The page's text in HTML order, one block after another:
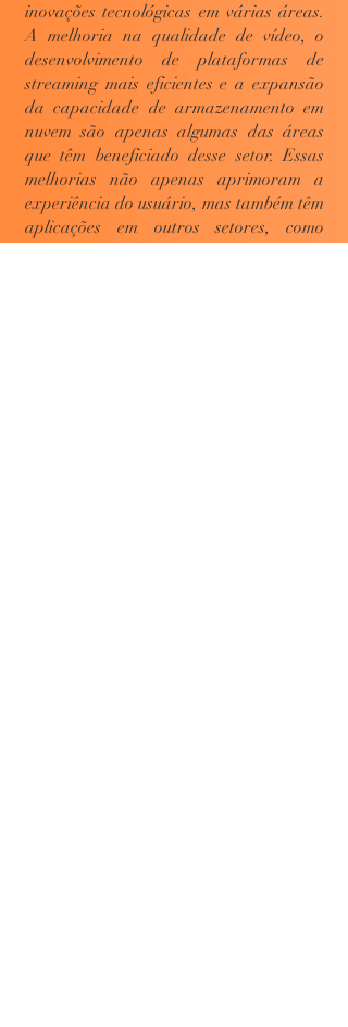
inovações tecnológicas em várias áreas.
A melhoria na qualidade de vídeo, o
desenvolvimento de plataformas de
streaming mais eficientes e a expansão
da capacidade de armazenamento em
nuvem são apenas algumas das áreas
que têm beneficiado desse setor. Essas
melhorias não apenas aprimoram a
experiência do usuário, mas também têm
aplicações em outros setores, como